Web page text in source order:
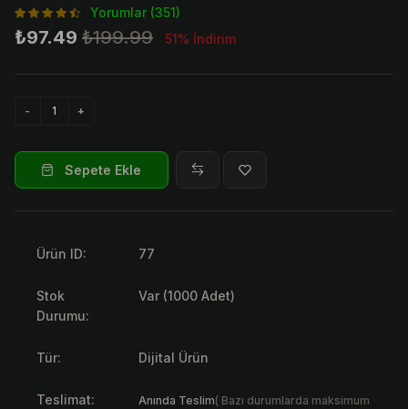
Yorumlar (351)
₺97.49 ₺199.99 51% İndirim
Sepete Ekle
Ürün ID: 77
Stok
Durumu:
Var (1000 Adet)
Tür: Dijital Ürün
Teslimat: Anında Teslim( Bazı durumlarda maksimum